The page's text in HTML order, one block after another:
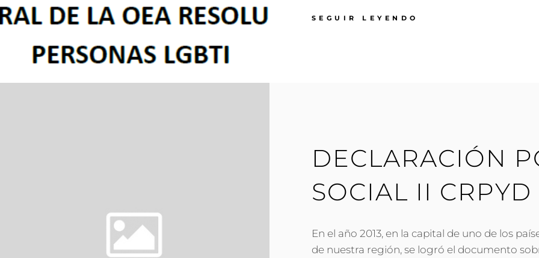
SEGUIR LEYENDO
LGBTI
DECLARACIÓN
SOCIAL II CRPYD
En el año 2013, en la capital de uno de los
de nuestra región, se logró el documento